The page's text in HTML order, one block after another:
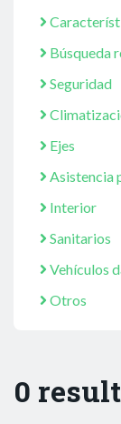
Búsqueda
Seguridad
Ejes
Asistencia
Interior
Sanitarios
Vehículos
Otros
0